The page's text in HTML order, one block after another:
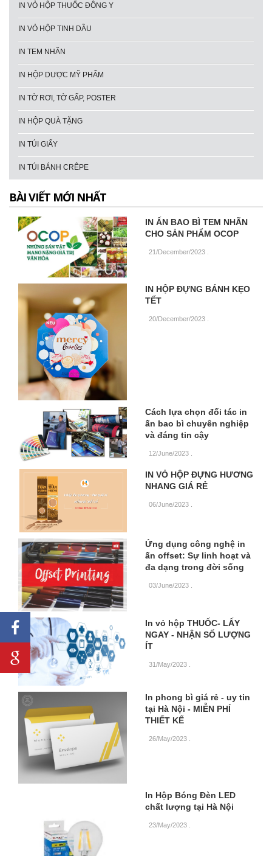
IN VỎ HỘP THUỐC ĐÔNG Y
IN VỎ HỘP TINH DẦU
IN TEM NHÃN
IN HỘP DƯỢC MỸ PHẨM
IN TỜ RƠI, TỜ GẤP, POSTER
IN HỘP QUÀ TẶNG
IN TÚI GIẤY
IN TÚI BÁNH CRÊPE
BÀI VIẾT MỚI NHẤT
IN ẤN BAO BÌ TEM NHÃN
CHO SẢN PHẨM OCOP
21/December/2023
IN HỘP ĐỰNG BÁNH KẸO
TẾT
20/December/2023
Cách lựa chọn đối tác in
ấn bao bì chuyên nghiệp
và đáng tin cậy
12/June/2023
IN VỎ HỘP ĐỰNG HƯƠNG
NHANG GIÁ RẺ
06/June/2023
Ứng dụng công nghệ in
ấn offset: Sự linh hoạt và
đa dạng trong đời sống
03/June/2023
In vỏ hộp THUỐC- LẤY
NGAY - NHẬN SỐ LƯỢNG
ÍT
31/May/2023
In phong bì giá rẻ - uy tin
tại Hà Nội - MIỄN PHÍ
THIẾT KẾ
26/May/2023
In Hộp Bóng Đèn LED
chất lượng tại Hà Nội
23/May/2023 .